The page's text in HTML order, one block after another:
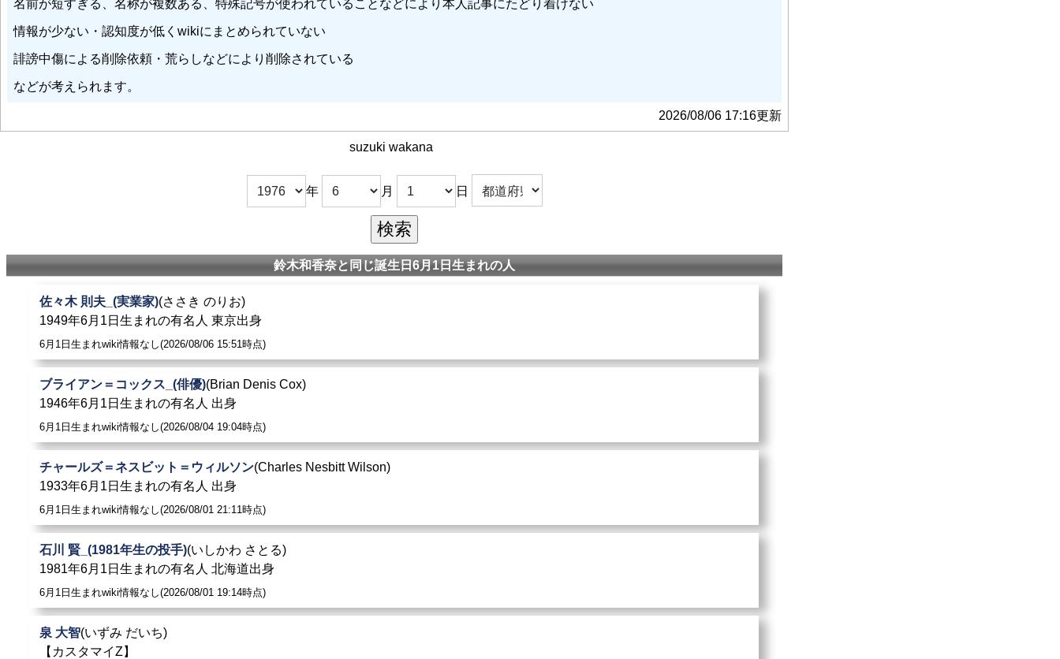
名前が短すぎる、名称が複数ある、特殊記号が使われていることなどにより本人記事にたどり着けない
情報が少ない・認知度が低くwikiにまとめられていない
誹謗中傷による削除依頼・荒らしなどにより削除されている
などが考えられます。
2026/08/06 17:16更新
suzuki wakana
年 月 日
鈴木和香奈と同じ誕生日6月1日生まれの人
佐々木 則夫_(実業家)(ささき のりお)
1949年6月1日生まれの有名人 東京出身
6月1日生まれwiki情報なし(2026/08/06 15:51時点)
ブライアン＝コックス_(俳優)(Brian Denis Cox)
1946年6月1日生まれの有名人 出身
6月1日生まれwiki情報なし(2026/08/04 19:04時点)
チャールズ＝ネスビット＝ウィルソン(Charles Nesbitt Wilson)
1933年6月1日生まれの有名人 出身
6月1日生まれwiki情報なし(2026/08/01 21:11時点)
石川 賢_(1981年生の投手)(いしかわ さとる)
1981年6月1日生まれの有名人 北海道出身
6月1日生まれwiki情報なし(2026/08/01 19:14時点)
泉 大智(いずみ だいち)
【カスタマイZ】